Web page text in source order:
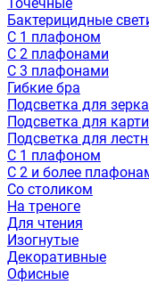
Точечные
Бактерицидные
С 1 плафоном
С 2 плафонами
С 3 плафонами
Гибкие бра
Подсветка для
Подсветка для
Подсветка для
С 1 плафоном
С 2 и более
Со столиком
На треноге
Для чтения
Изогнутые
Декоративные
Офисные